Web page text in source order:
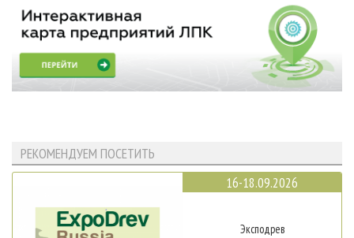
РЕКОМЕНДУЕМ ПОСЕТИТЬ
16-18.09.2026
Эксподрев